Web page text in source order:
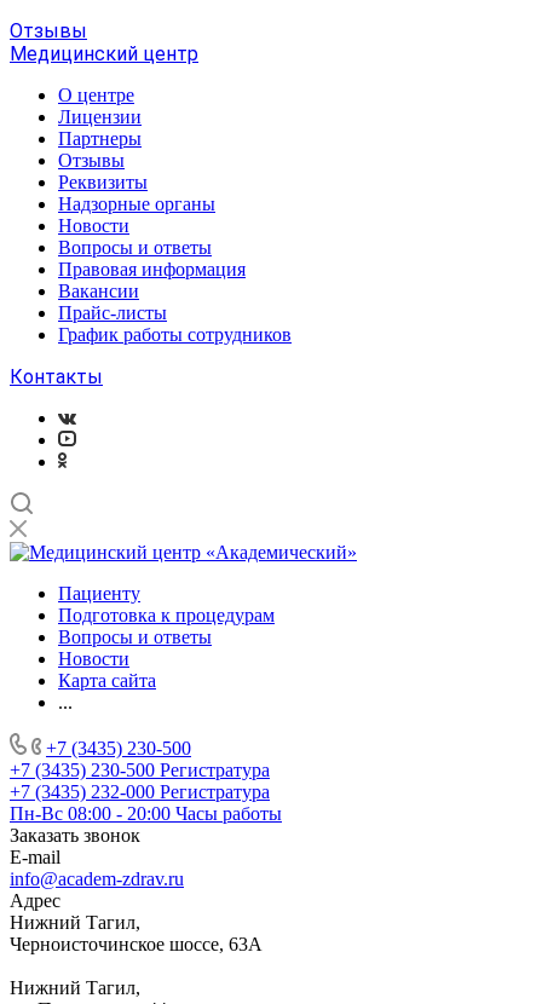
Отзывы
Медицинский центр
О центре
Лицензии
Партнеры
Отзывы
Реквизиты
Надзорные органы
Новости
Вопросы и ответы
Правовая информация
Вакансии
Прайс-листы
График работы сотрудников
Контакты
Пациенту
Подготовка к процедурам
Вопросы и ответы
Новости
Карта сайта
...
+7 (3435) 230-500
+7 (3435) 230-500 Регистратура
+7 (3435) 232-000 Регистратура
Пн-Вс 08:00 - 20:00 Часы работы
Заказать звонок
E-mail
info@academ-zdrav.ru
Адрес
Нижний Тагил,
Черноисточинское шоссе, 63А
Нижний Тагил,